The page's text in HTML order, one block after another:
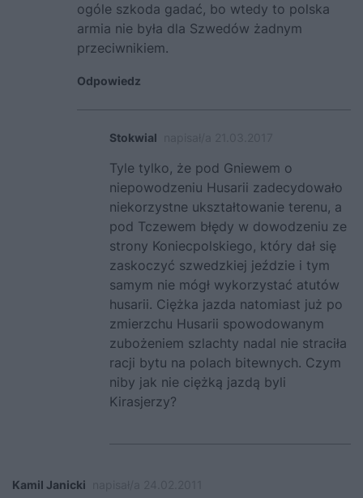
ogóle szkoda gadać, bo wtedy to polska
armia nie była dla Szwedów żadnym
przeciwnikiem.
Odpowiedz
Stokwial
Tyle tylko, że pod Gniewem o
niepowodzeniu Husarii zadecydowało
niekorzystne ukształtowanie terenu, a
pod Tczewem błędy w dowodzeniu ze
strony Koniecpolskiego, który dał się
zaskoczyć szwedzkiej jeździe i tym
samym nie mógł wykorzystać atutów
husarii. Ciężka jazda natomiast już po
zmierzchu Husarii spowodowanym
zubożeniem szlachty nadal nie straciła
racji bytu na polach bitewnych. Czym
niby jak nie ciężką jazdą byli
Kirasjerzy?
Kamil Janicki